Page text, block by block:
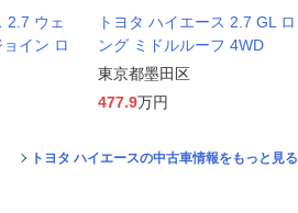
2.7 ウェ
イン ロ
トヨタ ハイエース 2.7 GL ロ
ング ミドルルーフ 4WD
東京都墨田区
477.9万円
トヨタ ハイエースの中古車情報をもっと見る